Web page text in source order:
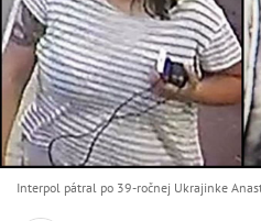
Interpol pátral po 39-ročnej Ukrajinke